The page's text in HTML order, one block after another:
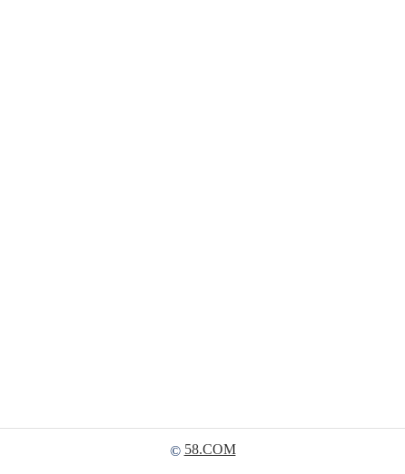
© 58.COM